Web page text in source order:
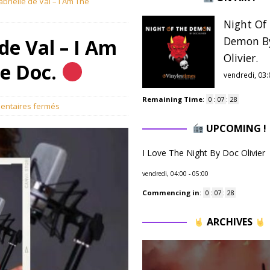
Val – I Am
Doc.
fermés
Night Of
Demon
Olivier.
vendredi,
Remaining Time: 0 : 07 : 27
UPCOMING !
I Love The Night By Doc Olivier
vendredi, 04:00 - 05:00
Commencing in: 0 : 07 : 27
ARCHIVES